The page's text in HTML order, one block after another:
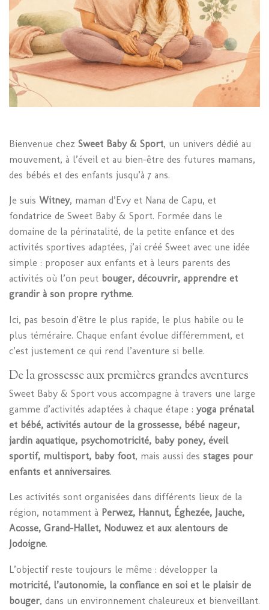
Bienvenue chez Sweet Baby & Sport, un univers dédié au
mouvement, à l’éveil et au bien-être des futures mamans,
des bébés et des enfants jusqu’à 7 ans.
Je suis Witney, maman d’Evy et Nana de Capu, et
fondatrice de Sweet Baby & Sport. Formée dans le
domaine de la périnatalité, de la petite enfance et des
activités sportives adaptées, j’ai créé Sweet avec une idée
simple : proposer aux enfants et à leurs parents des
activités où l’on peut bouger, découvrir, apprendre et
grandir à son propre rythme.
Ici, pas besoin d’être le plus rapide, le plus habile ou le
plus téméraire. Chaque enfant évolue différemment, et
c’est justement ce qui rend l’aventure si belle.
De la grossesse aux premières grandes aventures
Sweet Baby & Sport vous accompagne à travers une large
gamme d’activités adaptées à chaque étape : yoga prénatal
et bébé, activités autour de la grossesse, bébé nageur,
jardin aquatique, psychomotricité, baby poney, éveil
sportif, multisport, baby foot, mais aussi des stages pour
enfants et anniversaires.
Les activités sont organisées dans différents lieux de la
région, notamment à Perwez, Hannut, Éghezée, Jauche,
Acosse, Grand-Hallet, Noduwez et aux alentours de
Jodoigne.
L’objectif reste toujours le même : développer la
motricité, l’autonomie, la confiance en soi et le plaisir de
bouger, dans un environnement chaleureux et bienveillant.